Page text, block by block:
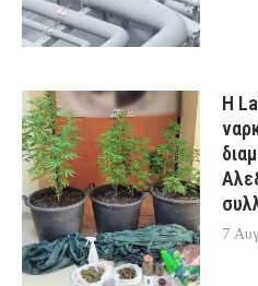
Η
7